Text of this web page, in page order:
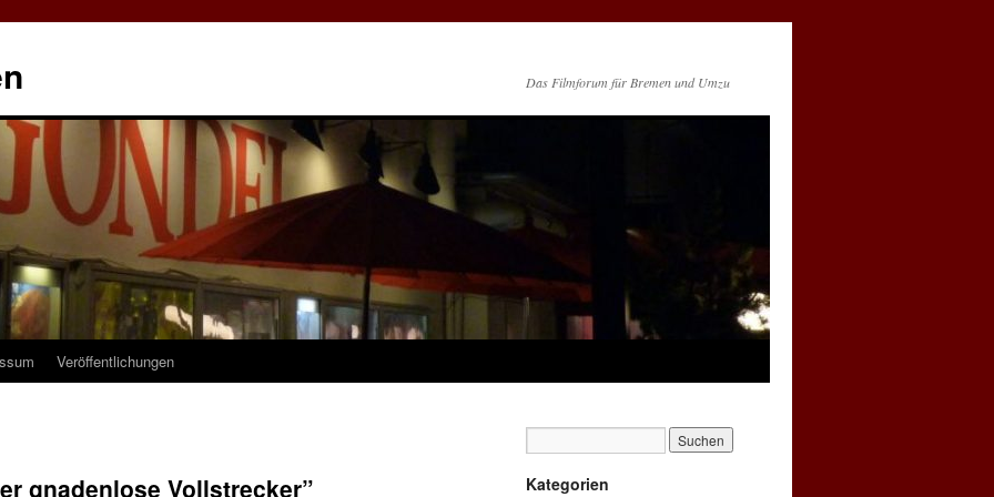
Das Filmforum für Bremen und Umzu
Veröffentlichungen
gnadenlose Vollstrecker” Kategorien